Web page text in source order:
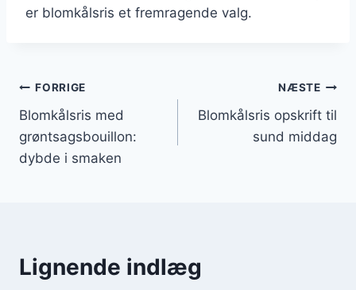
er blomkålsris et fremragende valg.
Indlægsnavigation
FORRIGE
Blomkålsris med
grøntsagsbouillon:
dybde i smaken
NÆSTE
Blomkålsris opskrift til
sund middag
Lignende indlæg